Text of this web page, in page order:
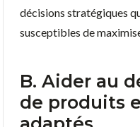
décisions stratégiques
susceptibles de
B. Aider au
de produits